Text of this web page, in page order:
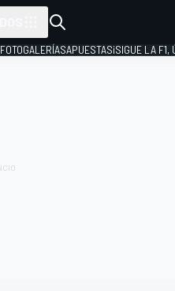
FOTOGALERÍASAPUESTAS¡SIGUE LA F1,